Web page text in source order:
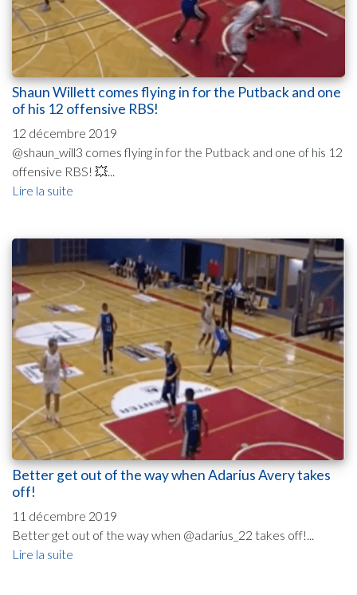
Shaun Willett comes flying in for the Putback and one
of his 12 offensive RBS!
12 décembre 2019
@shaun_will3 comes flying in for the Putback and one of his 12
offensive RBS! 💥...
Lire la suite
Better get out of the way when Adarius Avery takes
off!
11 décembre 2019
Better get out of the way when @adarius_22 takes off!...
Lire la suite